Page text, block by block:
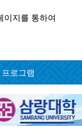
이지를 통하여
로그램
로그램
천 프로그램
프로그램
로그램
로그램